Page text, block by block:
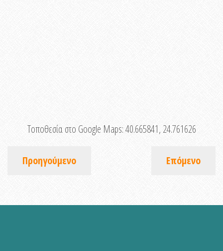
Τοποθεσία στο Google Maps:40.665841, 24.761626
Προηγούμενο Επόμενο